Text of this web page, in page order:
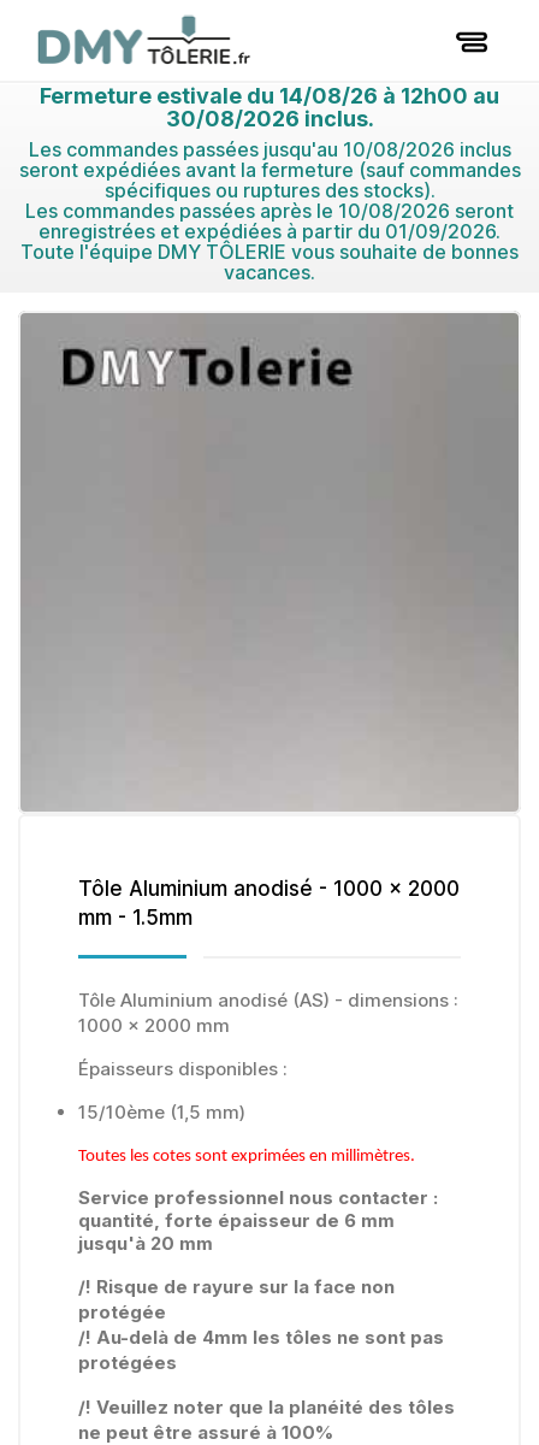
Fermeture estivale du 14/08/26 à 12h00 au
30/08/2026 inclus.
Les commandes passées jusqu'au 10/08/2026 inclus
seront expédiées avant la fermeture (sauf commandes
spécifiques ou ruptures des stocks).
Les commandes passées après le 10/08/2026 seront
enregistrées et expédiées à partir du 01/09/2026.
Toute l'équipe DMY TÔLERIE vous souhaite de bonnes
vacances.
Tôle Aluminium anodisé - 1000 x 2000
mm - 1.5mm
Tôle Aluminium anodisé (AS) - dimensions :
1000 x 2000 mm
Épaisseurs disponibles :
15/10ème (1,5 mm)
Toutes les cotes sont exprimées en millimètres.
Service professionnel nous contacter :
quantité, forte épaisseur de 6 mm
jusqu'à 20 mm
/! Risque de rayure sur la face non
protégée
/! Au-delà de 4mm les tôles ne sont pas
protégées
/! Veuillez noter que la planéité des tôles
ne peut être assuré à 100%